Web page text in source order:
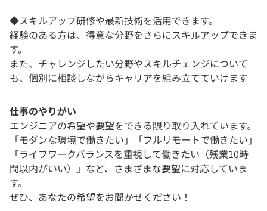
◆スキルアップ研修や最新技術を活用できます。
経験のある方は、得意な分野をさらにスキルアップできま
す。
また、チャレンジしたい分野やスキルチェンジについて
も、個別に相談しながらキャリアを組み立てていけます
仕事のやりがい
エンジニアの希望や要望をできる限り取り入れています。
「モダンな環境で働きたい」「フルリモートで働きたい」
「ライフワークバランスを重視して働きたい（残業10時
間以内がいい）」など、さまざまな要望に対応していま
す。
ぜひ、あなたの希望をお聞かせください！